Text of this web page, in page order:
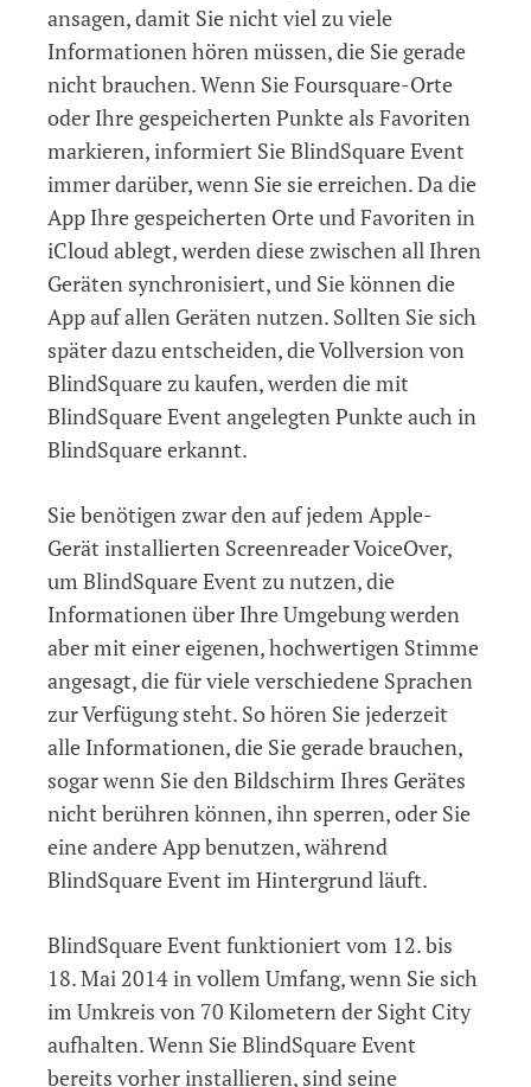
ansagen, damit Sie nicht viel zu viele
Informationen hören müssen, die Sie gerade
nicht brauchen. Wenn Sie Foursquare-Orte
oder Ihre gespeicherten Punkte als Favoriten
markieren, informiert Sie BlindSquare Event
immer darüber, wenn Sie sie erreichen. Da die
App Ihre gespeicherten Orte und Favoriten in
iCloud ablegt, werden diese zwischen all Ihren
Geräten synchronisiert, und Sie können die
App auf allen Geräten nutzen. Sollten Sie sich
später dazu entscheiden, die Vollversion von
BlindSquare zu kaufen, werden die mit
BlindSquare Event angelegten Punkte auch in
BlindSquare erkannt.
Sie benötigen zwar den auf jedem Apple-
Gerät installierten Screenreader VoiceOver,
um BlindSquare Event zu nutzen, die
Informationen über Ihre Umgebung werden
aber mit einer eigenen, hochwertigen Stimme
angesagt, die für viele verschiedene Sprachen
zur Verfügung steht. So hören Sie jederzeit
alle Informationen, die Sie gerade brauchen,
sogar wenn Sie den Bildschirm Ihres Gerätes
nicht berühren können, ihn sperren, oder Sie
eine andere App benutzen, während
BlindSquare Event im Hintergrund läuft.
BlindSquare Event funktioniert vom 12. bis
18. Mai 2014 in vollem Umfang, wenn Sie sich
im Umkreis von 70 Kilometern der Sight City
aufhalten. Wenn Sie BlindSquare Event
bereits vorher installieren, sind seine